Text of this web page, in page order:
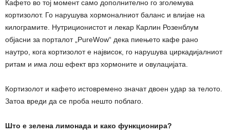
Кафето во тој момент само дополнително го зголемува
кортизолот. Го нарушува хормоналниот баланс и влијае на
килограмите. Нутриционистот и лекар Карлин Розенблум
објасни за порталот „PureWow“ дека пиењето кафе рано
наутро, кога кортизолот е највисок, го нарушува циркадијалниот
ритам и има лош ефект врз хормоните и овулацијата.
Кортизолот и кафето истовремено значат двоен удар за телото.
Затоа вреди да се проба нешто поблаго.
Што е зелена лимонада и како функционира?